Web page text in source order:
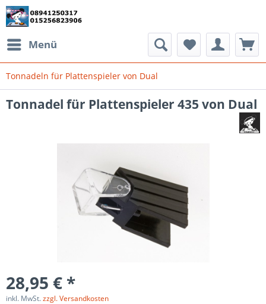
Menü
Tonnadeln für Plattenspieler von Dual
Tonnadel für Plattenspieler 435 von Dual
28,95 € *
inkl. MwSt.zzgl. Versandkosten